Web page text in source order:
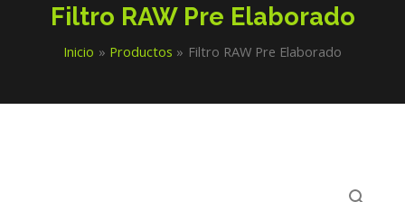
Filtro RAW Pre Elaborado
Inicio Productos Filtro RAW Pre Elaborado